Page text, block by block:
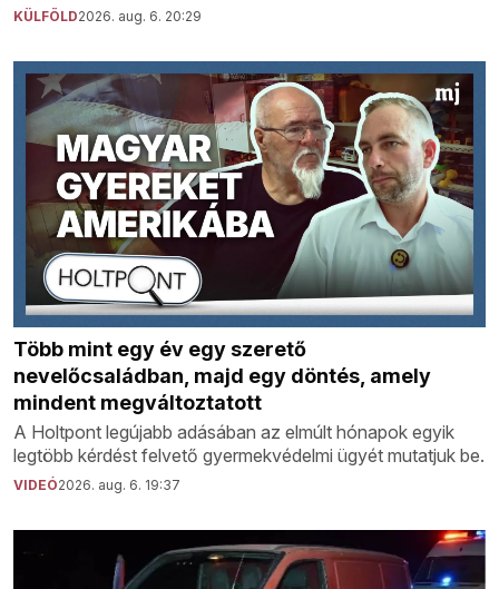
KÜLFÖLD2026. aug. 6. 20:29
Több mint egy év egy szerető
nevelőcsaládban, majd egy döntés, amely
mindent megváltoztatott
A Holtpont legújabb adásában az elmúlt hónapok egyik
legtöbb kérdést felvető gyermekvédelmi ügyét mutatjuk be.
VIDEÓ2026. aug. 6. 19:37